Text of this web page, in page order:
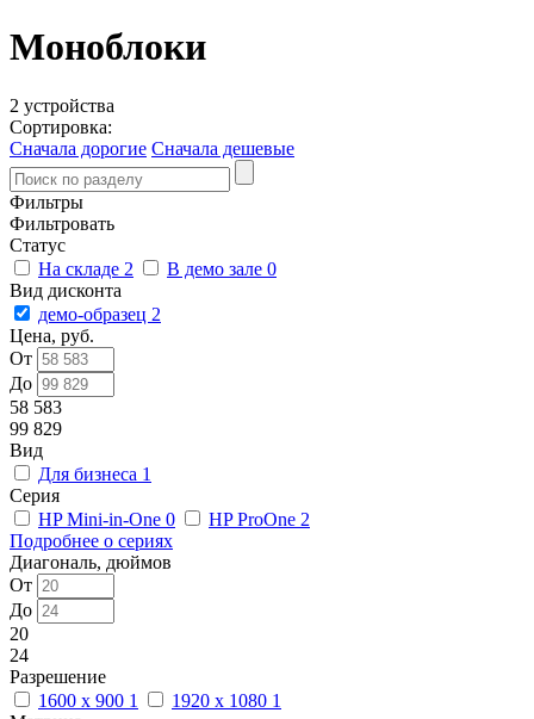
Моноблоки
2 устройства
Сортировка:
Сначала дорогие Сначала дешевые
Фильтры
Фильтровать
Статус
На складе 2 В демо зале 0
Вид дисконта
демо-образец 2
Цена, руб.
От
До
58 583
99 829
Вид
Для бизнеса 1
Серия
HP Mini-in-One 0 HP ProOne 2
Подробнее о сериях
Диагональ, дюймов
От
До
20
24
Разрешение
1600 x 900 1 1920 x 1080 1